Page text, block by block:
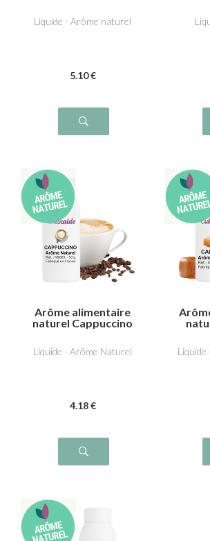
Liquide - Arôme naturel
5.10 €
Arôme alimentaire
naturel Cappuccino
Liquide - Arôme Naturel
4.18 €